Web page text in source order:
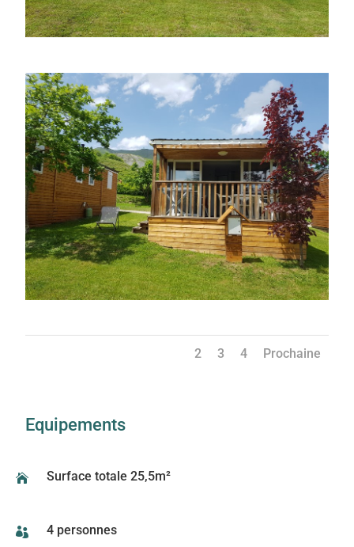
2 3 4 Prochaine
Equipements
 Surface totale 25,5m²
 4 personnes